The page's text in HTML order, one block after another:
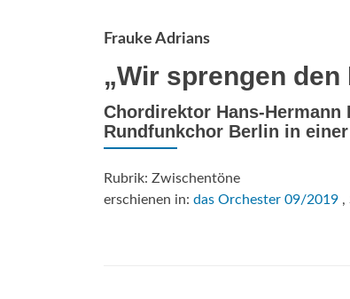
Frauke Adrians
„Wir sprengen den
Chordirektor Hans-
Rundfunkchor Berlin in
Rubrik: Zwischentöne
erschienen in: das Orchester 09/2019 ,